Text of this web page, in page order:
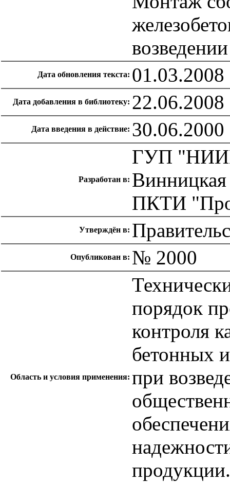
Дата обновления текста: 01.03.2008
Дата добавления в библиотеку: 22.06.2008
Дата введения в действие: 30.06.2000
Разработан в:
ГУП
Винницкая
ПКТИ
Утверждён в:
Опубликован в: № 2000
Область и условия применения:
порядок
контроля
бетонных
при
продукции.